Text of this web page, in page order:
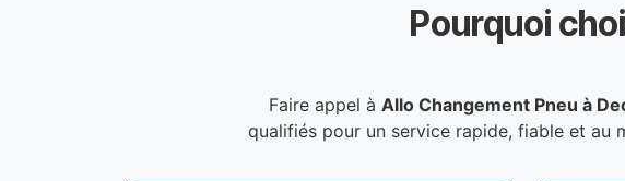
Pourquoi
Faire appel à Allo Changement Pneu à
qualifiés pour un service rapide, fiable et au